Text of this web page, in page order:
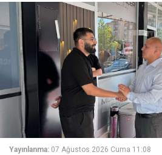
Yayınlanma: 07 Ağustos 2026 Cuma 11:08